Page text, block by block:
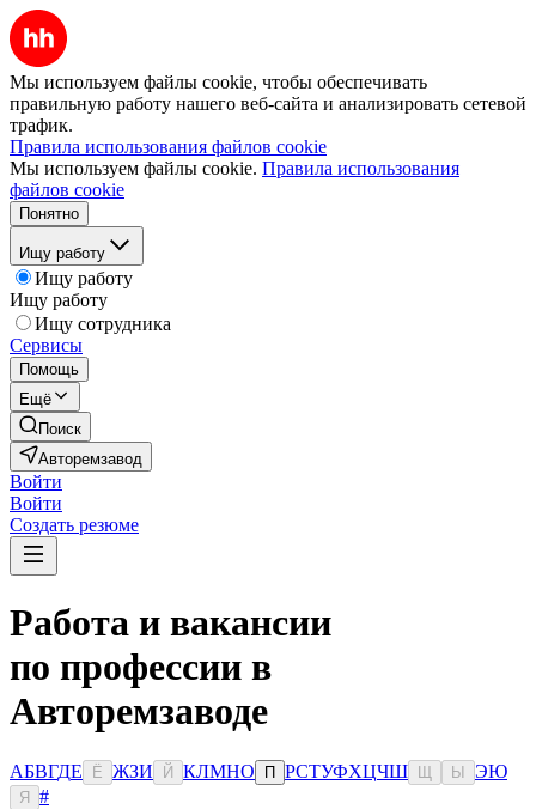
Мы используем файлы cookie, чтобы обеспечивать
правильную работу нашего веб-сайта и анализировать сетевой
трафик.
Правила использования файлов cookie
Мы используем файлы cookie. Правила использования
файлов cookie
Понятно
Ищу работу
Ищу работу
Ищу работу
Ищу сотрудника
Сервисы
Помощь
Ещё
Поиск
Авторемзавод
Войти
Войти
Создать резюме
Работа и вакансии
по профессии в
Авторемзаводе
АБВГДЕ Ё ЖЗИ Й КЛМНО П РСТУФХЦЧШ Ы ЭЮ
Я
#